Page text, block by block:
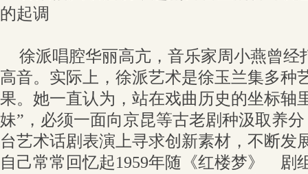
的起调
徐派唱腔华丽高亢，音乐家周小燕曾经
高音。实际上，徐派艺术是徐玉兰集多种
果。她一直认为，站在戏曲历史的坐标轴
妹”，必须一面向京昆等古老剧种汲取养
台艺术话剧表演上寻求创新素材，不断发
自己常常回忆起1959年随《红楼梦》 剧